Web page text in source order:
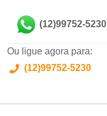
(12)99752-5230
Ou ligue agora para:
(12)99752-5230